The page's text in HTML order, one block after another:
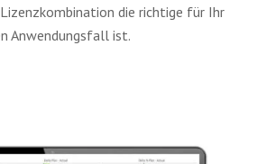
die richtige für Ihr
Anwendungsfall ist.